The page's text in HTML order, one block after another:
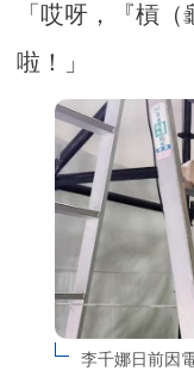
「哎呀，『槓
啦！」
李千娜日前因